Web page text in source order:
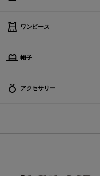
ワンピース
帽子
アクセサリー